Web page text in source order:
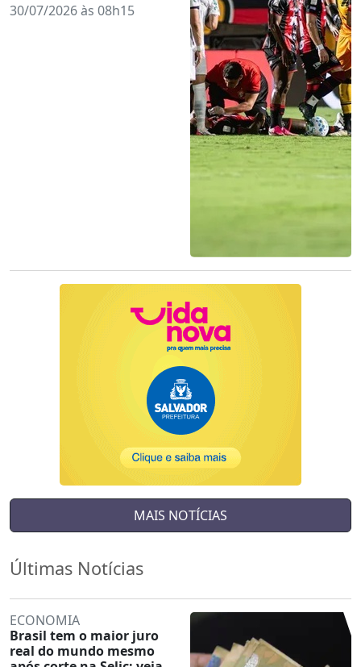
30/07/2026 às 08h15
MAIS NOTÍCIAS
Últimas Notícias
ECONOMIA
Brasil tem o maior juro
real do mundo mesmo